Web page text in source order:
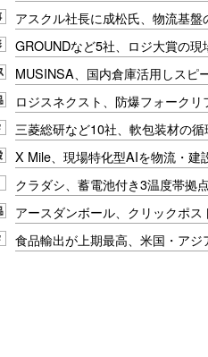
アスクル社長に成松氏、物流基盤
GROUNDなど5社、ロジ大賞の現
MUSINSA、国内倉庫活用しスピ
ロジスネクスト、防爆フォークリ
三菱総研など10社、軟包装材の
X Mile、現場特化型AIを物流・建
クラダシ、蓄電池付き3温度帯拠
アースダンボール、クリックポ
食品輸出が上期最高、米国・アジ